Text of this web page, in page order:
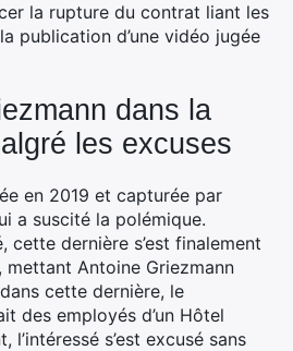
la rupture du contrat liant les
publication d’une vidéo jugée
dans la
les excuses
en 2019 et capturée par
a suscité la polémique.
cette dernière s’est finalement
Antoine Griezmann
cette dernière, le
des employés d’un Hôtel
l’intéressé s’est excusé sans